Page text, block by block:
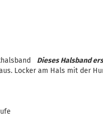
Dieses Halsband
Locker am Hals mit der